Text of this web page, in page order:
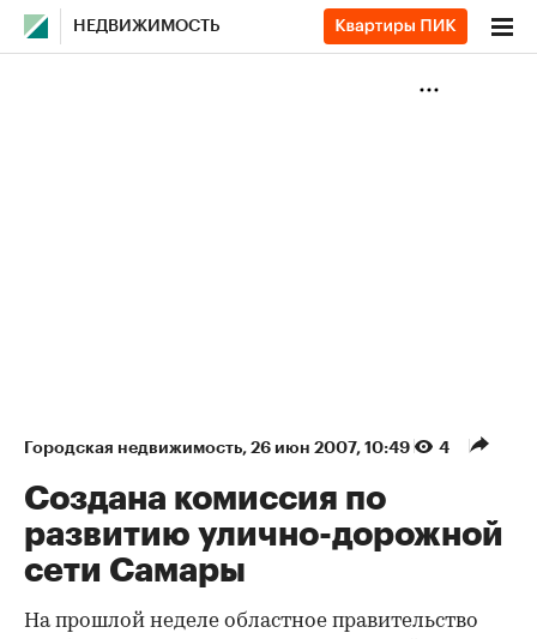
НЕДВИЖИМОСТЬ
Городская недвижимость⁠, 26 июн 2007, 10:49 4
Создана комиссия по
развитию улично-дорожной
сети Самары
На прошлой неделе областное правительство